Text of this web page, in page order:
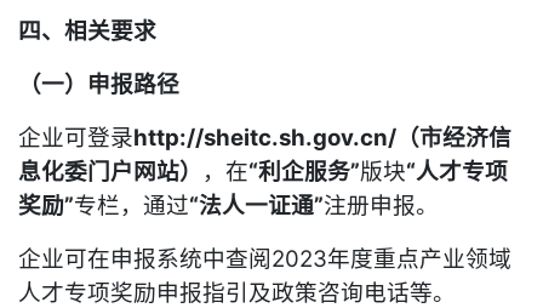
四、相关要求
（一）申报路径
企业可登录http://sheitc.sh.gov.cn/（市经济信
息化委门户网站）
，在“利企服务”版块“人才专项
奖励”专栏，通过“法人一证通”注册申报。
企业可在申报系统中查阅2023年度重点产业领域
人才专项奖励申报指引及政策咨询电话等。